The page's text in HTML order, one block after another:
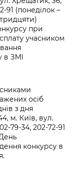
91 (понеділок –
при
учасником
ЗМІ
осіб
з дня
м. Київ, вул.
79-34, 202-72-91
конкурсу в